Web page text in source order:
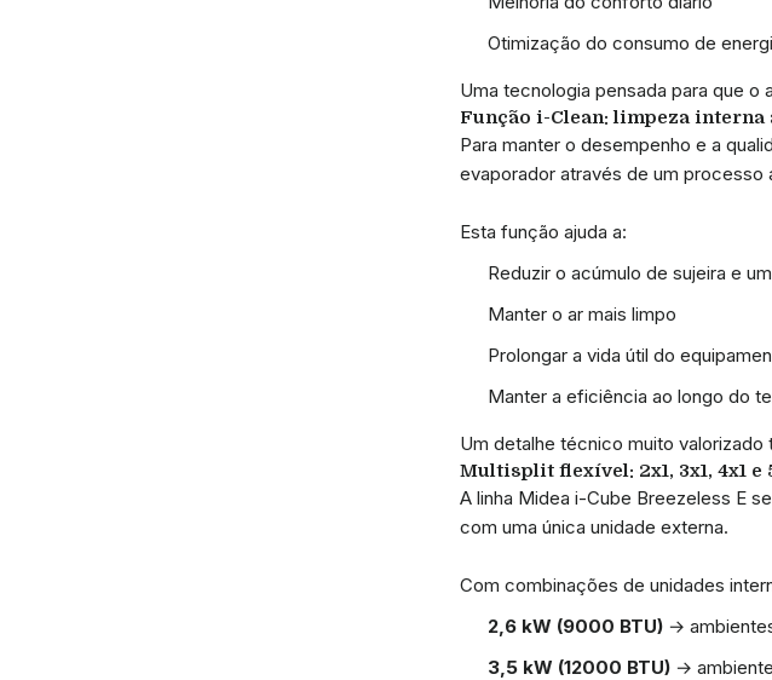
Otimização do consumo de
Uma tecnologia pensada para que
Função i-Clean: limpeza interna
Para manter o desempenho e a
evaporador através de um processo
Esta função ajuda a:
Reduzir o acúmulo de sujeira e
Manter o ar mais limpo
Prolongar a vida útil do
Manter a eficiência ao longo do
Um detalhe técnico muito
Multisplit flexível: 2x1, 3x1, 4x1 e
A linha Midea i-Cube Breezeless E
com uma única unidade externa.
Com combinações de unidades
2,6 kW (9000 BTU)→ ambientes
3,5 kW (12000 BTU)→